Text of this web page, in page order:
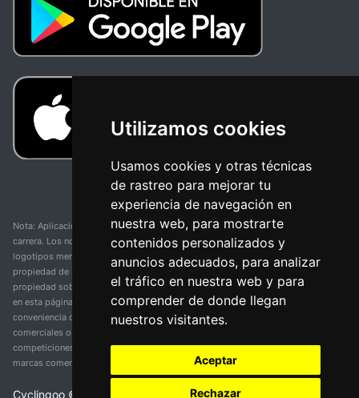
Utilizamos cookies
Usamos cookies y otras técnicas
de rastreo para mejorar tu
experiencia de navegación en
nuestra web, para mostrarte
contenidos personalizados y
anuncios adecuados, para analizar
el tráfico en nuestra web y para
comprender de donde llegan
nuestros visitantes.
Aceptar
Rechazar
Nota: Aplicación y web no oficial y no relacionada con ninguna organización o
carrera. Los nombres de equipos, competiciones, marcas comerciales y
logotipos mencionados en esta página de resultados de ciclismo son
propiedad de sus respectivos dueños. No tenemos afiliación, patrocinio ni
propiedad sobre estas marcas comerciales. Toda la información proporcionada
en esta página se presenta únicamente con fines informativos y para la
conveniencia de nuestros usuarios. Cualquier uso de nombres, marcas
comerciales o logotipos tiene el único propósito de identificar equipos y
competiciones y no implica asociación o respaldo. Todos los derechos de las
marcas comerciales mencionadas aquí pertenecen a sus propietarios legítimos.
Cyclingoo ©